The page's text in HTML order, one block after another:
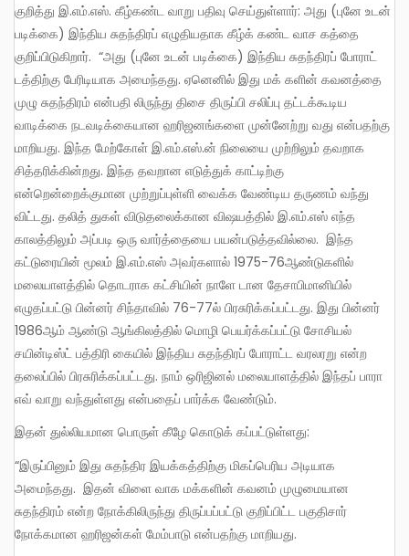
குறித்து இ.எம்.எஸ். கீழ்கண்ட வாறு பதிவு செய்துள்ளார்: அது (புனே உடன்
படிக்கை) இந்திய சுதந்திரப் எழுதியதாக கீழ்க் கண்ட வாச கத்தை
குறிப்பிடுகிறார். “அது (புனே உடன் படிக்கை) இந்திய சுதந்திரப் போராட்
டத்திற்கு பேரிடியாக அமைந்தது. ஏனெனில் இது மக் களின் கவனத்தை
முழு சுதந்திரம் என்பதி லிருந்து திசை திருப்பி சலிப்பு தட்டக்கூடிய
வாடிக்கை நடவடிக்கையான ஹரிஜனங்களை முன்னேற்று வது என்பதற்கு
மாறியது. இந்த மேற்கோள் இ.எம்.எஸ்.ன் நிலையை முற்றிலும் தவறாக
சித்தரிக்கின்றது. இந்த தவறான எடுத்துக் காட்டிற்கு
என்றென்றைக்குமான முற்றுப்புள்ளி வைக்க வேண்டிய தருணம் வந்து
விட்டது. தலித் துகள் விடுதலைக்கான விஷயத்தில் இ.எம்.எஸ் எந்த
காலத்திலும் அப்படி ஒரு வார்த்தையை பயன்படுத்தவில்லை. இந்த
கட்டுரையின் மூலம் இ.எம்.எஸ் அவர்களால் 1975-76ஆண்டுகளில்
மலையாளத்தில் தொடராக கட்சியின் நாளே டான தேசாபிமானியில்
எழுதப்பட்டு பின்னர் சிந்தாவில் 76-77ல் பிரசுரிக்கப்பட்டது. இது பின்னர்
1986ஆம் ஆண்டு ஆங்கிலத்தில் மொழி பெயர்க்கப்பட்டு சோசியல்
சயின்டிஸ்ட் பத்திரி கையில் இந்திய சுதந்திரப் போராட்ட வரலரறு என்ற
தலைப்பில் பிரசுரிக்கப்பட்டது. நாம் ஒரிஜினல் மலையாளத்தில் இந்தப் பாரா
எவ் வாறு வந்துள்ளது என்பதைப் பார்க்க வேண்டும்.
இதன் துல்லியமான பொருள் கீழே கொடுக் கப்பட்டுள்ளது:
“இருப்பினும் இது சுதந்திர இயக்கத்திற்கு மிகப்பெரிய அடியாக
அமைந்தது. இதன் விளை வாக மக்களின் கவனம் முழுமையான
சுதந்திரம் என்ற நோக்கிலிருந்து திருப்பப்பட்டு குறிப்பிட்ட பகுதிசார்
நோக்கமான ஹரிஜன்கள் மேம்பாடு என்பதற்கு மாறியது.